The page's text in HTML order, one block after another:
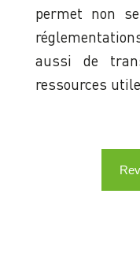
permet non
aussi de
ressources